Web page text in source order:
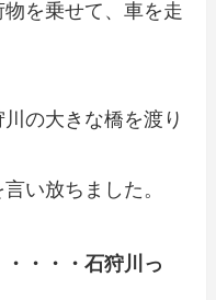
を乗せて、車を走
の大きな橋を渡り
い放ちました。
・・・・石狩川っ